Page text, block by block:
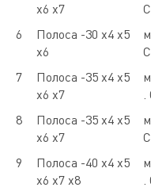
х6 х7
6
Полоса -30 х4 х5
х6
7
Полоса -35 х4 х5
х6 х7
.
8
Полоса -35 х4 х5
х6 х7
9
Полоса -40 х4 х5
х6 х7 х8
.